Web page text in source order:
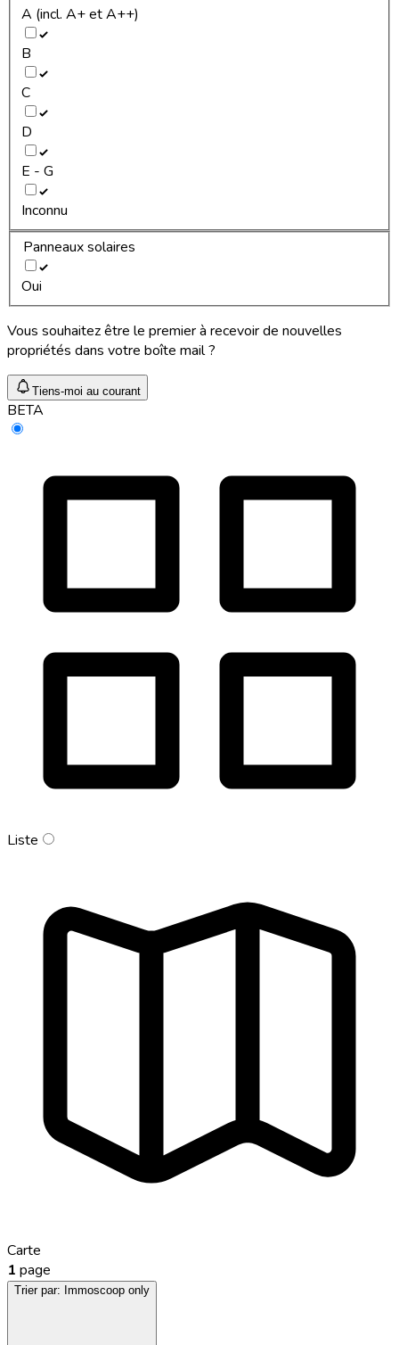
A (incl. A+ et A++)
B
C
D
E - G
Inconnu
Panneaux solaires
Oui
Vous souhaitez être le premier à recevoir de nouvelles
propriétés dans votre boîte mail ?
Tiens-moi au courant
BETA
Liste
Carte
1 page
Trier par: Immoscoop only